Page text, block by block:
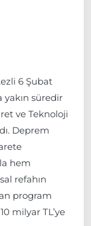
6 Şubat
yakın süredir
ve Teknoloji
Deprem
hem
refahın
program
milyar TL’ye